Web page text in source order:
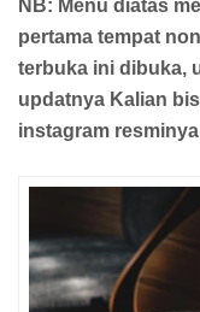
NB: Menu diatas
pertama tempat
terbuka ini dibuka,
updatnya Kalian
instagram